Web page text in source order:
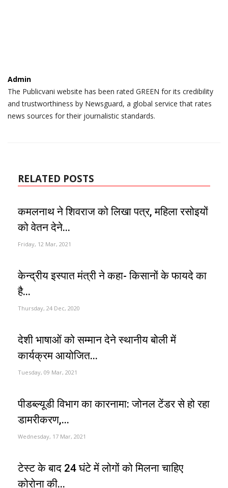
Admin
The Publicvani website has been rated GREEN for its credibility
and trustworthiness by Newsguard, a global service that rates
news sources for their journalistic standards.
RELATED POSTS
कमलनाथ ने शिवराज को लिखा पत्र, महिला रसोइयों
को वेतन देने...
Friday, 12 Mar, 2021
केन्द्रीय इस्पात मंत्री ने कहा- किसानों के फायदे का
है...
Thursday, 24 Dec, 2020
देशी भाषाओं को सम्मान देने स्थानीय बोली में
कार्यक्रम आयोजित...
Tuesday, 09 Mar, 2021
पीडब्ल्यूडी विभाग का कारनामा: जोनल टेंडर से हो रहा
डामरीकरण,...
Wednesday, 17 Mar, 2021
टेस्ट के बाद 24 घंटे में लोगों को मिलना चाहिए
कोरोना की...